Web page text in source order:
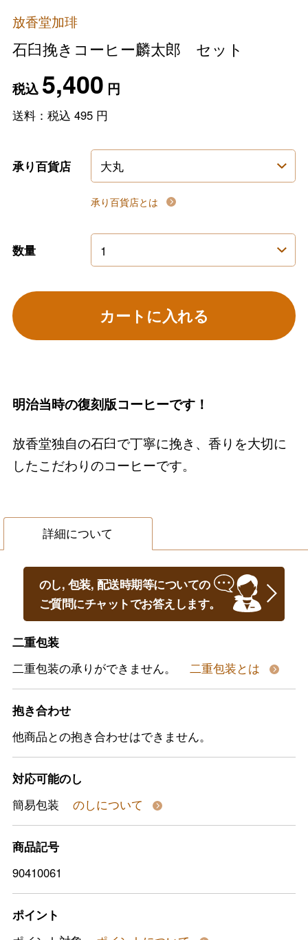
放香堂加琲
石臼挽きコーヒー麟太郎 セット
税込5,400 円
送料：税込 495円
承り百貨店
承り百貨店とは
数量
カートに入れる
明治当時の復刻版コーヒーです！
放香堂独自の石臼で丁寧に挽き、香りを大切に
したこだわりのコーヒーです。
詳細について
のし, 包装, 配送時期等についての
ご質問にチャットでお答えします。
二重包装
二重包装の承りができません。
二重包装とは
抱き合わせ
他商品との抱き合わせはできません。
対応可能のし
簡易包装
のしについて
商品記号
90410061
ポイント